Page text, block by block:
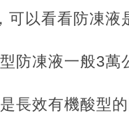
可以看看防凍液
防凍液一般3萬
長效有機酸型